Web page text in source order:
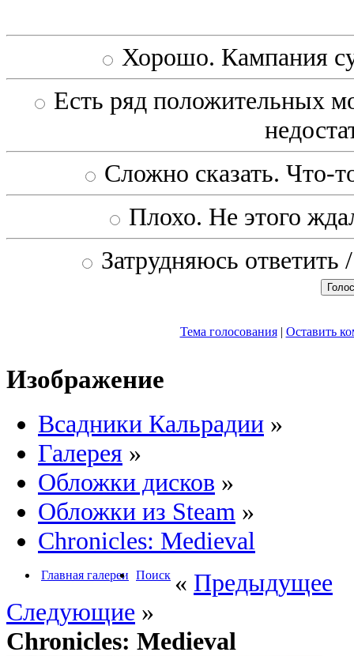
Хорошо. Кампания
Есть ряд положительных
Сложно сказать. Что-
Плохо. Не этого
Затрудняюсь
Тема голосования| Оставить
Изображение
Всадники Кальрадии »
Галерея »
Обложки дисков »
Обложки из Steam »
Chronicles: Medieval
Главная галереи Поиск « Предыдущее
Следующие »
Chronicles: Medieval